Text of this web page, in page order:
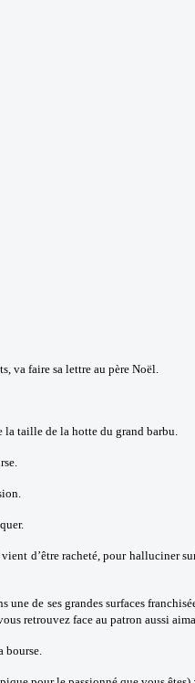
va faire sa lettre au père Noël.
la taille de la hotte du grand barbu.
d’être racheté, pour
de ses grandes surfaces
retrouvez face au patron aussi
bourse.